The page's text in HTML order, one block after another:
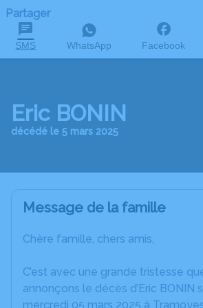
Partager
SMS WhatsApp Facebook
Eric BONIN
décédé le 5 mars 2025
Message de la famille
Chère famille, chers amis,
C’est avec une grande tristesse
annonçons le décès d’Eric BONIN
mercredi 05 mars 2025 à